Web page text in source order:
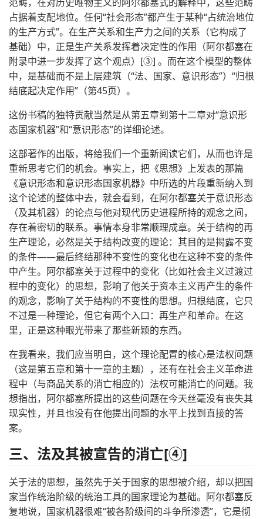
占据着支配地位。任何“社会形态”都产生于某种“占统治地位
的生产方式”。在生产关系和生产力之间的关系（它构成了
基础）中，正是生产关系发挥着决定性的作用（阿尔都塞在
附录中进一步发挥了这个观点）[③] 。而在这个模型的整体
中，是基础而不是上层建筑（“法、国家、意识形态”）“归根
结底起决定作用”（第45页）。
这份书稿的独特贡献当然是从第五章到第十二章对“意识形
态国家机器”和“意识形态”的详细论述。
这部著作的出版，将给我们一个重新阅读它们，从而也许是
重新思考它们的机会。事实上，把《思想》上发表的那篇
《意识形态和意识形态国家机器》中所选的片段重新纳入到
这个论述的整体中去，就会看到，在阿尔都塞关于意识形态
（及其机器）的论点与他对现代历史进程所持的观念之间，
存在着密切的联系。事情本身非常顺理成章。关于结构的再
生产理论，必然是关于结构改变的理论：其目的是揭露不变
的条件——最后终结那种不变性的变化也在这种不变的条件
中产生。阿尔都塞关于过程中的变化（比如社会主义过渡过
程中的变化）的思想，影响了他关于资本主义再产生的条件
的观念，影响了关于结构的不变性的思想。归根结底，它只
不过是一种理论，但它有两个入口：再生产和革命。在这
里，正是这种眼光带来了那些新颖的东西。
在我看来，我们应当明白，这个理论配置的核心是法权问题
（这是第五章和第十一章的主题），还有在社会主义革命进
程中（与商品关系的消亡相应的）法权可能消亡的问题。我
想指出，阿尔都塞所提出的这些问题在今天丝毫没有丧失其
现实性，并且也没有在他提出问题的水平上找到直接的答
案。
三、法及其被宣告的消亡[④]
关于法的思想，虽然先于关于国家的思想被介绍，却以把国
家当作统治阶级的统治工具的国家理论为基础。阿尔都塞反
复地说，国家机器很难“被各阶级间的斗争所渗透”，它是彻